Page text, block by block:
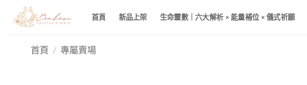
首頁 新品上架 生命靈數｜六大解析 × 能量補位 × 儀式祈願
首頁 / 專屬賣場